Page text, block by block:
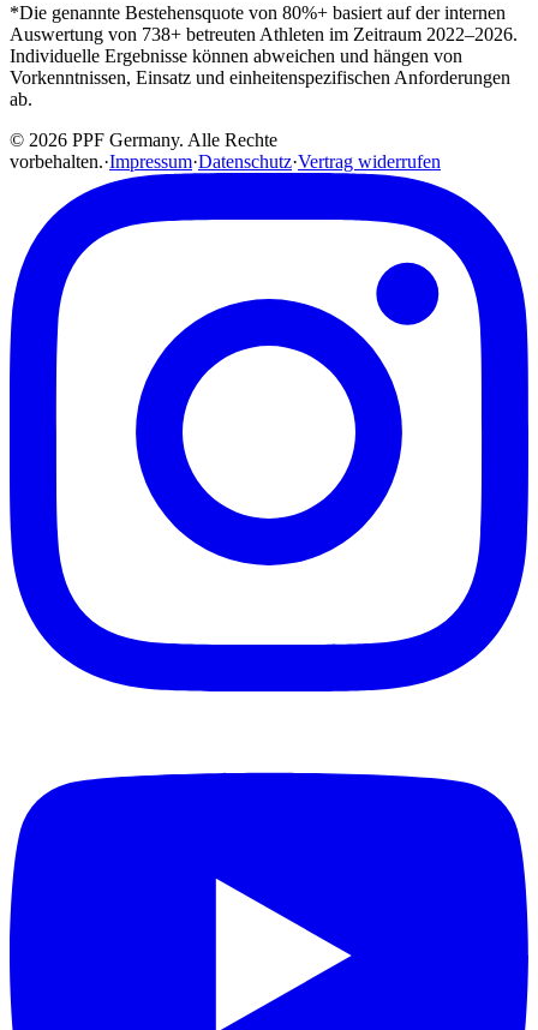
*Die genannte Bestehensquote von 80%+ basiert auf der internen
Auswertung von 738+ betreuten Athleten im Zeitraum 2022–2026.
Individuelle Ergebnisse können abweichen und hängen von
Vorkenntnissen, Einsatz und einheitenspezifischen Anforderungen
ab.
© 2026 PPF Germany. Alle Rechte
vorbehalten.·Impressum·Datenschutz·Vertrag widerrufen